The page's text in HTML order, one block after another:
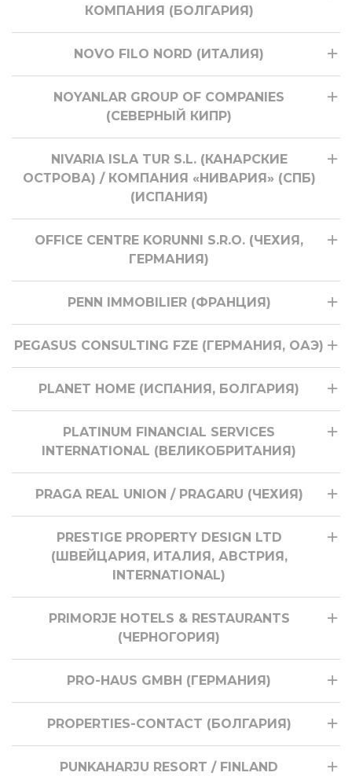
КОМПАНИЯ (БОЛГАРИЯ)
NOVO FILO NORD (ИТАЛИЯ)
NOYANLAR GROUP OF COMPANIES
(СЕВЕРНЫЙ КИПР)
NIVARIA ISLA TUR S.L. (КАНАРСКИЕ
ОСТРОВА) / КОМПАНИЯ «НИВАРИЯ» (СПБ)
(ИСПАНИЯ)
OFFICE CENTRE KORUNNI S.R.O. (ЧЕХИЯ,
ГЕРМАНИЯ)
PENN IMMOBILIER (ФРАНЦИЯ)
PEGASUS CONSULTING FZE (ГЕРМАНИЯ, ОАЭ)
PLANET HOME (ИСПАНИЯ, БОЛГАРИЯ)
PLATINUM FINANCIAL SERVICES
INTERNATIONAL (ВЕЛИКОБРИТАНИЯ)
PRAGA REAL UNION / PRAGARU (ЧЕХИЯ)
PRESTIGE PROPERTY DESIGN LTD
(ШВЕЙЦАРИЯ, ИТАЛИЯ, АВСТРИЯ,
INTERNATIONAL)
PRIMORJE HOTELS & RESTAURANTS
(ЧЕРНОГОРИЯ)
PRO-HAUS GMBH (ГЕРМАНИЯ)
PROPERTIES-CONTACT (БОЛГАРИЯ)
PUNKAHARJU RESORT / FINLAND